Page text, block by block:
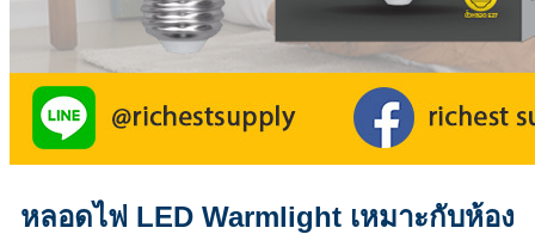
หลอดไฟ LED Warmlight เหมาะกับห้อง